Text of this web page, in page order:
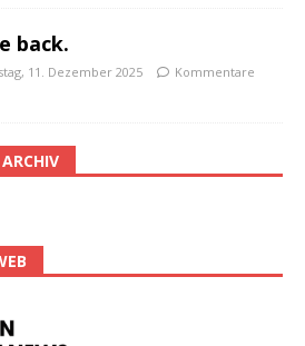
back.
11. Dezember 2025
Kommentare